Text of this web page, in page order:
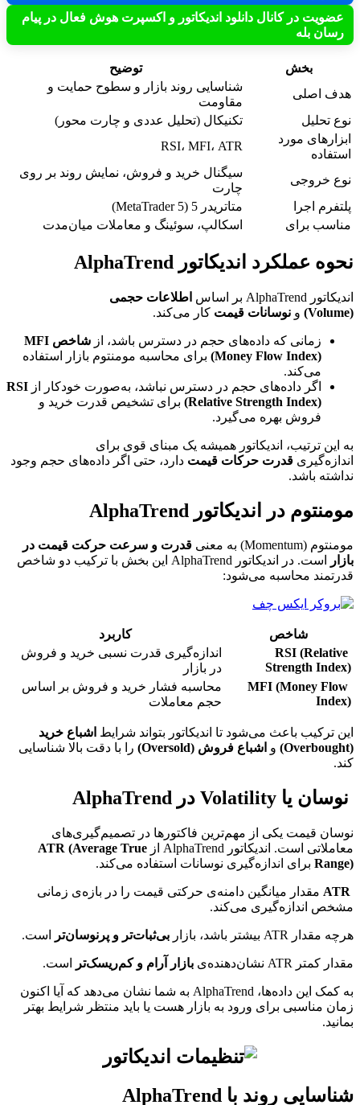
عضویت در کانال دانلود اندیکاتور و اکسپرت هوش فعال در پیام
رسان بله
بخش
توضیح
هدف اصلی
شناسایی روند بازار و سطوح حمایت و
مقاومت
نوع تحلیل
تکنیکال (تحلیل عددی و چارت محور)
ابزارهای مورد
استفاده
RSI، MFI، ATR
نوع خروجی
سیگنال خرید و فروش، نمایش روند بر روی
چارت
پلتفرم اجرا
متاتریدر 5 (MetaTrader 5)
مناسب برای
اسکالپ، سوئینگ و معاملات میان‌مدت
نحوه عملکرد اندیکاتور AlphaTrend
اندیکاتور AlphaTrend بر اساس
اطلاعات حجمی
(Volume)
و نوسانات قیمت کار می‌کند.
زمانی که داده‌های حجم در دسترس باشد، از
شاخص MFI
(Money Flow Index) برای محاسبه مومنتوم بازار استفاده
می‌کند.
اگر داده‌های حجم در دسترس نباشد، به‌صورت خودکار از RSI
(Relative Strength Index) برای تشخیص قدرت خرید و
فروش بهره می‌گیرد.
به این ترتیب، اندیکاتور همیشه یک مبنای قوی برای
اندازه‌گیری قدرت حرکات قیمت دارد، حتی اگر داده‌های حجم وجود
نداشته باشد.
مومنتوم در اندیکاتور AlphaTrend
مومنتوم (Momentum) به معنی
قدرت و سرعت حرکت قیمت در
بازار
است. در اندیکاتور AlphaTrend این بخش با ترکیب دو شاخص
قدرتمند محاسبه می‌شود:
شاخص
کاربرد
RSI (Relative
Strength Index)
اندازه‌گیری قدرت نسبی خرید و فروش
در بازار
MFI (Money Flow
Index)
محاسبه فشار خرید و فروش بر اساس
حجم معاملات
این ترکیب باعث می‌شود تا اندیکاتور بتواند شرایط اشباع خرید
(Overbought)
و اشباع فروش (Oversold)
را با دقت بالا شناسایی
کند.
️ نوسان یا Volatility در AlphaTrend
نوسان قیمت یکی از مهم‌ترین فاکتورها در تصمیم‌گیری‌های
معاملاتی است. اندیکاتور AlphaTrend از
ATR (Average True
Range) برای اندازه‌گیری نوسانات استفاده می‌کند.
ATR مقدار میانگین دامنه‌ی حرکتی قیمت را در بازه‌ی زمانی
مشخص اندازه‌گیری می‌کند.
هرچه مقدار ATR بیشتر باشد، بازار بی‌ثبات‌تر و پرنوسان‌تر است.
مقدار کمتر ATR نشان‌دهنده‌ی بازار آرام و کم‌ریسک‌تر است.
به کمک این داده‌ها، AlphaTrend به شما نشان می‌دهد که آیا اکنون
زمان مناسبی برای ورود به بازار هست یا باید منتظر شرایط بهتر
بمانید.
شناسایی روند با AlphaTrend